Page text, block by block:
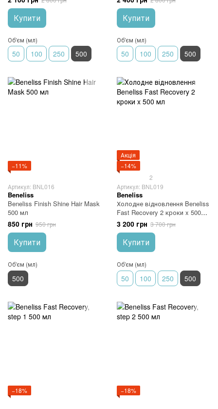
Купити
Об'єм (мл)
50 100 250 500
Купити
Об'єм (мл)
50 100 250 500
−11%
Артикул: BNL016
Beneliss
Beneliss Finish Shine Hair Mask
500 мл
850 грн 950 грн
Купити
Об'єм (мл)
500
Акція
−14%
2
Артикул: BNL019
Beneliss
Холодне відновлення Beneliss
Fast Recovery 2 кроки x 500
мл
3 200 грн 3 700 грн
Купити
Об'єм (мл)
50 100 250 500
−18% −18%